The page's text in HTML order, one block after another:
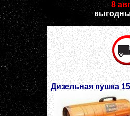
8
Дизельная пушка